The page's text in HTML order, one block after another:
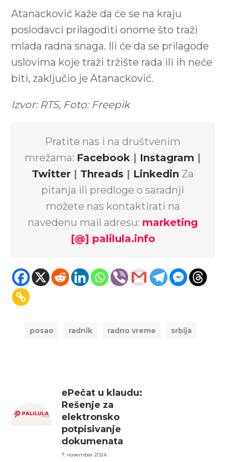
Atanacković kaže da će se na kraju
poslodavci prilagoditi onome što traži
mlada radna snaga. Ili će da se prilagode
uslovima koje traži tržište rada ili ih neće
biti, zaključio je Atanacković.
Izvor: RTS, Foto: Freepik
Pratite nas i na društvenim
mrežama: Facebook | Instagram |
Twitter | Threads | Linkedin Za
pitanja ili predloge o saradnji
možete nas kontaktirati na
navedenu mail adresu: marketing
[@] palilula.info
posao radnik radno vreme srbija
ePečat u klaudu:
Rešenje za
elektronsko
potpisivanje
dokumenata
7. novembar 2024.